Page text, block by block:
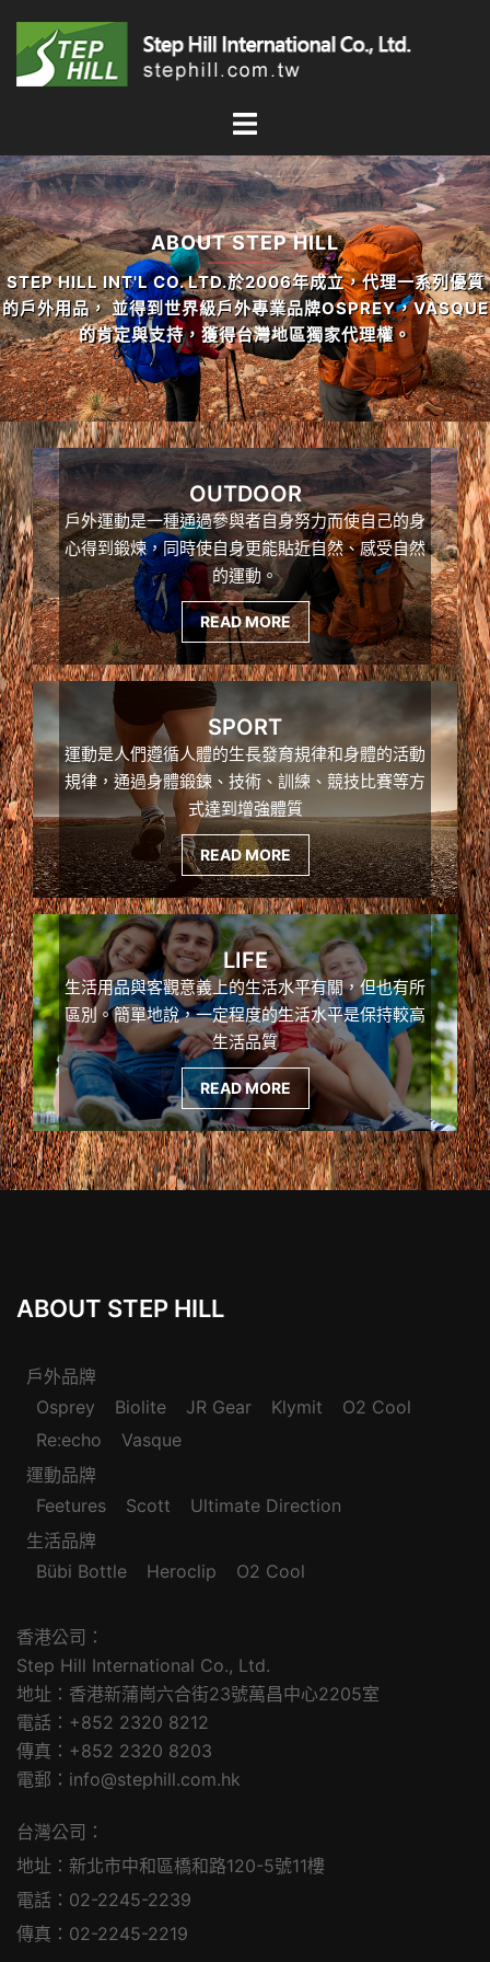
容
ABOUT STEP HILL
STEP HILL INT'L CO. LTD.於2006年成立，代理一系列優質
的戶外用品， 並得到世界級戶外專業品牌OSPREY，VASQUE
的肯定與支持，獲得台灣地區獨家代理權。
OUTDOOR
戶外運動是一種通過參與者自身努力而使自己的身
心得到鍛煉，同時使自身更能貼近自然、感受自然
的運動。
READ MORE
SPORT
運動是人們遵循人體的生長發育規律和身體的活動
規律，通過身體鍛鍊、技術、訓練、競技比賽等方
式達到增強體質
READ MORE
LIFE
生活用品與客觀意義上的生活水平有關，但也有所
區別。簡單地說，一定程度的生活水平是保持較高
生活品質
READ MORE
ABOUT STEP HILL
戶外品牌
Osprey
Biolite JR Gear Klymit
O2 Cool
Re:echo
Vasque
運動品牌
Feetures
Scott
Ultimate Direction
生活品牌
Bübi Bottle
Heroclip O2 Cool
香港公司：
Step Hill International Co., Ltd.
地址：香港新蒲崗六合街23號萬昌中心2205室
電話：+852 2320 8212
傳真：+852 2320 8203
電郵：info@stephill.com.hk
台灣公司：
地址：新北市中和區橋和路120-5號11樓
電話：02-2245-2239
傳真：02-2245-2219